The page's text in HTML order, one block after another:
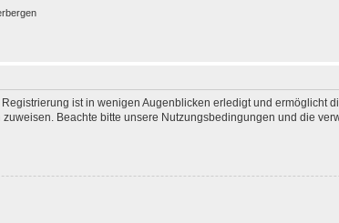
ist in wenigen Augenblicken erledigt und ermöglicht
Beachte bitte unsere Nutzungsbedingungen und die